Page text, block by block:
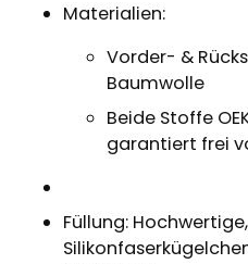
Materialien:
Vorder- &
Baumwolle
Beide Stoffe
garantiert frei
Füllung: